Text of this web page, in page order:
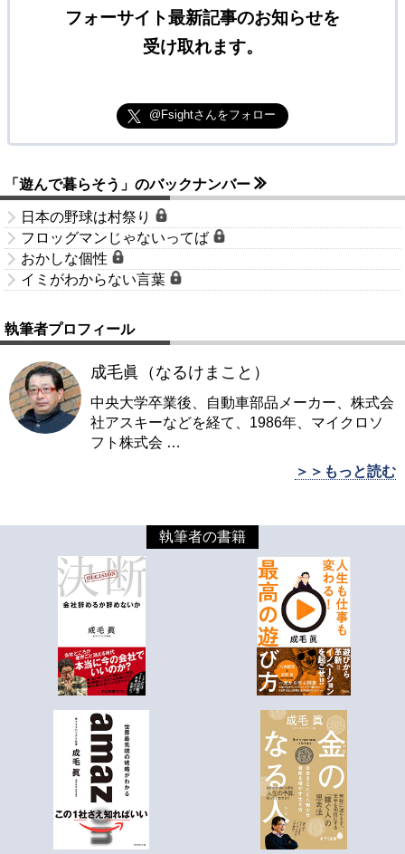
フォーサイト最新記事のお知らせを
受け取れます。
@Fsightさんをフォロー
「遊んで暮らそう」のバックナンバー
日本の野球は村祭り
フロッグマンじゃないってば
おかしな個性
イミがわからない言葉
執筆者プロフィール
成毛眞（なるけまこと）
中央大学卒業後、自動車部品メーカー、株式会
社アスキーなどを経て、1986年、マイクロソ
フト株式会 …
＞＞もっと読む
執筆者の書籍